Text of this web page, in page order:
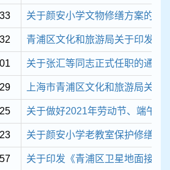
关于颜安小学文物修缮方案的复
青浦区文化和旅游局关于印发《
关于张汇等同志正式任职的通知
上海市青浦区文化和旅游局关于
关于做好2021年劳动节、端午
关于颜安小学老教室保护修缮的
关于印发《青浦区卫星地面接收